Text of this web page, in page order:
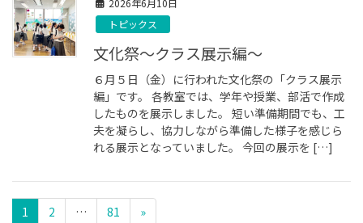
2026年6月10日
トピックス
文化祭～クラス展示編～
６月５日（金）に行われた文化祭の「クラス展示
編」です。 各教室では、学年や授業、部活で作成
したものを展示しました。 短い準備期間でも、工
夫を凝らし、協力しながら準備した様子を感じら
れる展示となっていました。 今回の展示を […]
1 2 … 81 »